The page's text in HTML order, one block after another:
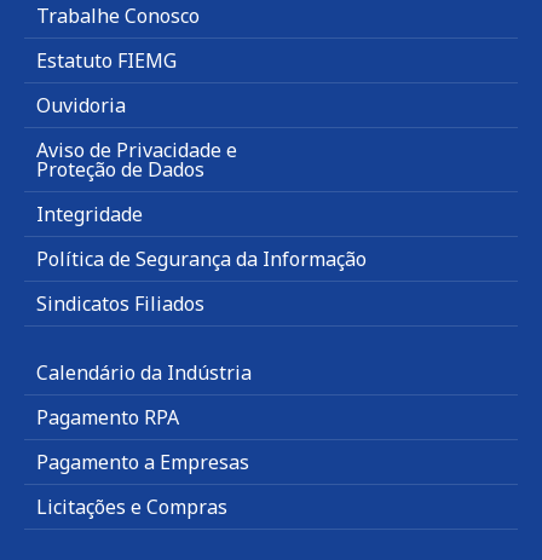
Trabalhe Conosco
Estatuto FIEMG
Ouvidoria
Aviso de Privacidade e
Proteção de Dados
Integridade
Política de Segurança da Informação
Sindicatos Filiados
Calendário da Indústria
Pagamento RPA
Pagamento a Empresas
Licitações e Compras